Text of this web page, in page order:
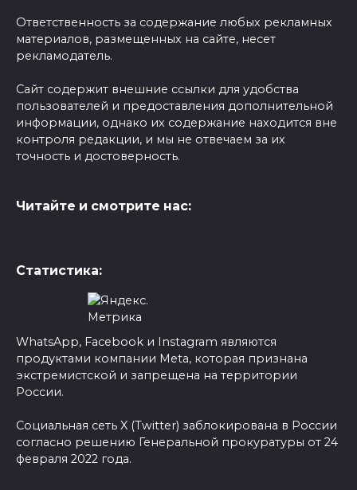
Ответственность за содержание любых рекламных
материалов, размещенных на сайте, несет
рекламодатель.
Сайт содержит внешние ссылки для удобства
пользователей и предоставления дополнительной
информации, однако их содержание находится вне
контроля редакции, и мы не отвечаем за их
точность и достоверность.
Читайте и смотрите нас:
Статистика:
WhatsApp, Facebook и Instagram являются
продуктами компании Meta, которая признана
экстремистской и запрещена на территории
России.
Социальная сеть X (Twitter) заблокирована в России
согласно решению Генеральной прокуратуры от 24
февраля 2022 года.